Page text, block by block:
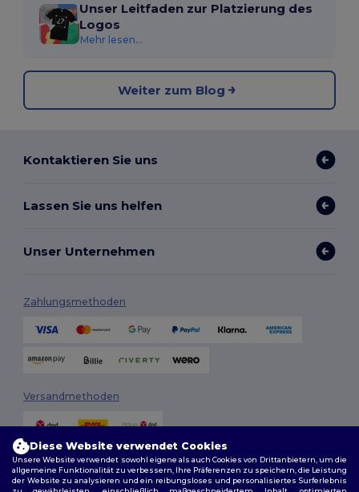
Unser Leitfaden zur Platzierung des
Logos
Mehr lesen...
Weiter zum Blog
Kontaktieren Sie uns
Lassen Sie uns helfen
Unser Unternehmen
Zahlungsmethoden
Versandmethoden
Diese Website verwendet Cookies
Unsere Website verwendet sowohl eigene als auch Cookies von Drittanbietern, um die
allgemeine Funktionalität zu verbessern, Ihre Präferenzen zu speichern, die Leistung
der Website zu analysieren und ein reibungsloses und personalisiertes Surferlebnis